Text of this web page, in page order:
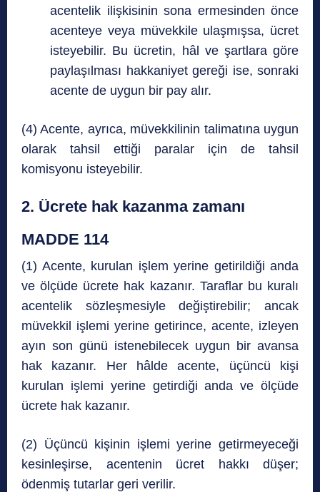
acentelik ilişkisinin sona ermesinden önce
acenteye veya müvekkile ulaşmışsa, ücret
isteyebilir. Bu ücretin, hâl ve şartlara göre
paylaşılması hakkaniyet gereği ise, sonraki
acente de uygun bir pay alır.
(4) Acente, ayrıca, müvekkilinin talimatına uygun
olarak tahsil ettiği paralar için de tahsil
komisyonu isteyebilir.
2. Ücrete hak kazanma zamanı
MADDE 114
(1) Acente, kurulan işlem yerine getirildiği anda
ve ölçüde ücrete hak kazanır. Taraflar bu kuralı
acentelik sözleşmesiyle değiştirebilir; ancak
müvekkil işlemi yerine getirince, acente, izleyen
ayın son günü istenebilecek uygun bir avansa
hak kazanır. Her hâlde acente, üçüncü kişi
kurulan işlemi yerine getirdiği anda ve ölçüde
ücrete hak kazanır.
(2) Üçüncü kişinin işlemi yerine getirmeyeceği
kesinleşirse, acentenin ücret hakkı düşer;
ödenmiş tutarlar geri verilir.